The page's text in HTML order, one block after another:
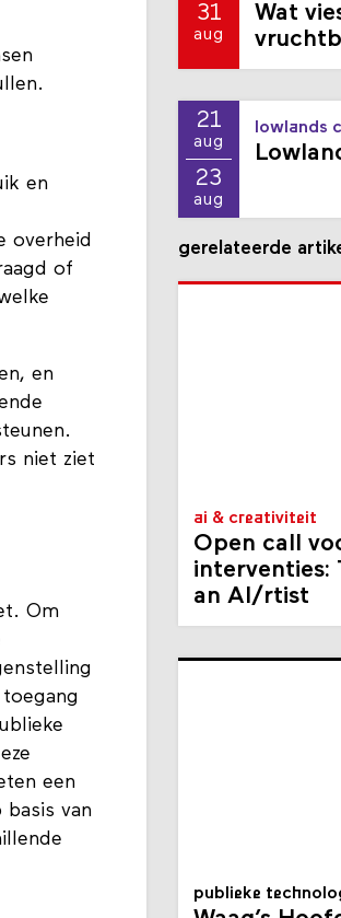
en
overheid
of
en
niet ziet
Om
een
van
31
aug
Wat
21
aug
23
aug
lowlands
gerelateerde
ai & creativiteit
Open call
interventies:
an AI/rtist
publieke